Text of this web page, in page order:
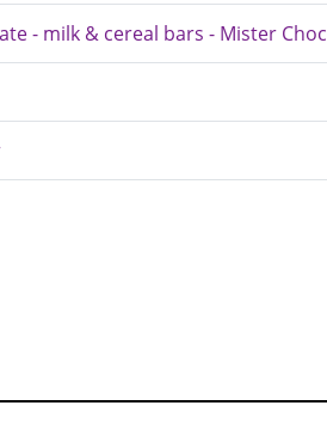
- milk & cereal bars - Mister Choc